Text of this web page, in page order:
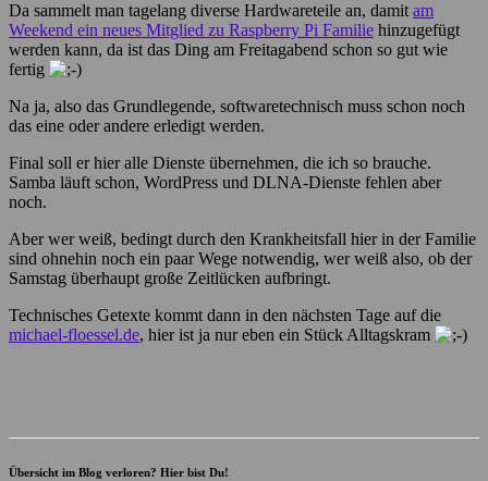
Da sammelt man tagelang diverse Hardwareteile an, damit am
Weekend ein neues Mitglied zu Raspberry Pi Familie hinzugefügt
werden kann, da ist das Ding am Freitagabend schon so gut wie
fertig
Na ja, also das Grundlegende, softwaretechnisch muss schon noch
das eine oder andere erledigt werden.
Final soll er hier alle Dienste übernehmen, die ich so brauche.
Samba läuft schon, WordPress und DLNA-Dienste fehlen aber
noch.
Aber wer weiß, bedingt durch den Krankheitsfall hier in der Familie
sind ohnehin noch ein paar Wege notwendig, wer weiß also, ob der
Samstag überhaupt große Zeitlücken aufbringt.
Technisches Getexte kommt dann in den nächsten Tage auf die
michael-floessel.de, hier ist ja nur eben ein Stück Alltagskram
Übersicht im Blog verloren? Hier bist Du!